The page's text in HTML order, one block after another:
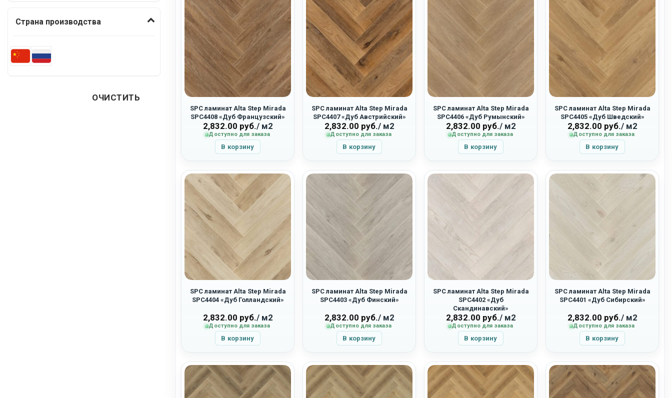
Страна производства
ОЧИСТИТЬ
SPC ламинат Alta Step Mirada
SPC4408 «Дуб Французский»
2,832.00 руб./ м2
Доступно для заказа
В корзину
SPC ламинат Alta Step Mirada
SPC4407 «Дуб Австрийский»
2,832.00 руб./ м2
Доступно для заказа
В корзину
SPC ламинат Alta Step Mirada
SPC4406 «Дуб Румынский»
2,832.00 руб./ м2
Доступно для заказа
В корзину
SPC ламинат Alta Step Mirada
SPC4405 «Дуб Шведский»
2,832.00 руб./ м2
Доступно для заказа
В корзину
SPC ламинат Alta Step Mirada
SPC4404 «Дуб Голландский»
2,832.00 руб./ м2
Доступно для заказа
В корзину
SPC ламинат Alta Step Mirada
SPC4403 «Дуб Финский»
2,832.00 руб./ м2
Доступно для заказа
В корзину
SPC ламинат Alta Step Mirada
SPC4402 «Дуб
Скандинавский»
2,832.00 руб./ м2
Доступно для заказа
В корзину
SPC ламинат Alta Step Mirada
SPC4401 «Дуб Сибирский»
2,832.00 руб./ м2
Доступно для заказа
В корзину